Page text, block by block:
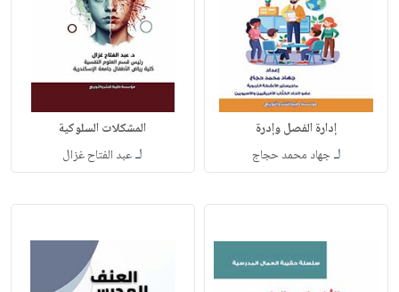
إدارة الفصل وإدرة
لـجهاد محمد حجاج
المشكلات السلوكية
لـعبد الفتاح غزال